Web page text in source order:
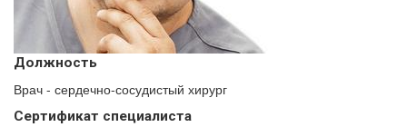
Должность
Врач - сердечно-сосудистый хирург
Сертификат специалиста